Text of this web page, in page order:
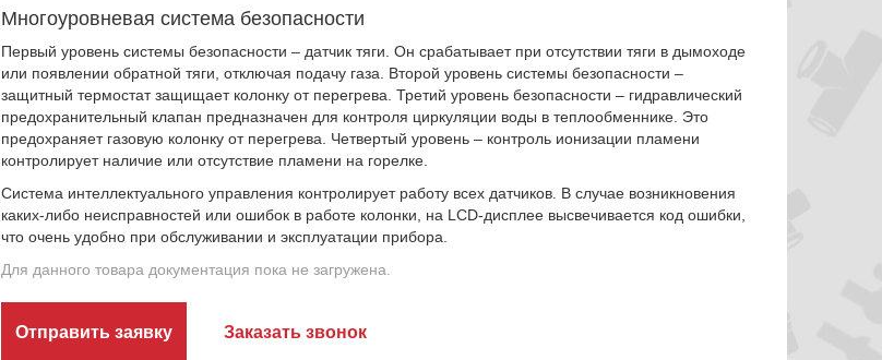
Многоуровневая система безопасности
Первый уровень системы безопасности – датчик тяги. Он срабатывает при отсутствии тяги в дымоходе
или появлении обратной тяги, отключая подачу газа. Второй уровень системы безопасности –
защитный термостат защищает колонку от перегрева. Третий уровень безопасности – гидравлический
предохранительный клапан предназначен для контроля циркуляции воды в теплообменнике. Это
предохраняет газовую колонку от перегрева. Четвертый уровень – контроль ионизации пламени
контролирует наличие или отсутствие пламени на горелке.
Система интеллектуального управления контролирует работу всех датчиков. В случае возникновения
каких-либо неисправностей или ошибок в работе колонки, на LCD-дисплее высвечивается код ошибки,
что очень удобно при обслуживании и эксплуатации прибора.
Для данного товара документация пока не загружена.
Отправить заявку Заказать звонок